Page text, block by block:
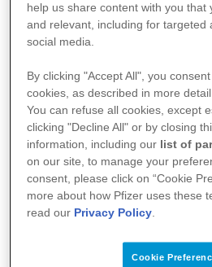
MYLOTARG® 5 mg
Konzentrat zur
↓ PDF 0,3 MB
help us share content with you that
and relevant, including for targeted
social media.
By clicking "Accept All", you
cookies, as described in more
You can refuse all cookies, except
clicking "Decline All" or by closing
information, including our list of
on our site, to manage your
consent, please click on “Cookie
more about how Pfizer uses these
read our Privacy Policy
Cookie